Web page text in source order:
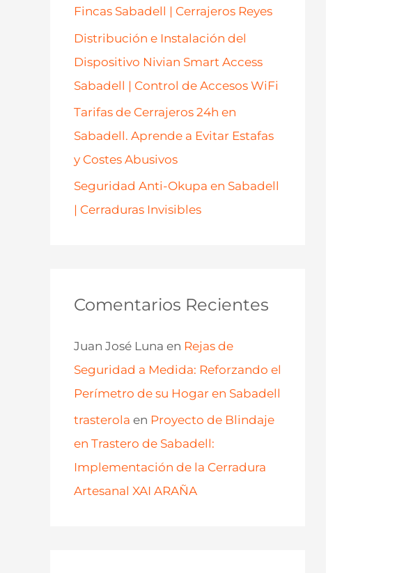
Fincas Sabadell | Cerrajeros Reyes
Distribución e Instalación del
Dispositivo Nivian Smart Access
Sabadell | Control de Accesos WiFi
Tarifas de Cerrajeros 24h en
Sabadell. Aprende a Evitar Estafas
y Costes Abusivos
Seguridad Anti-Okupa en Sabadell
| Cerraduras Invisibles
Comentarios Recientes
Juan José Luna en Rejas de
Seguridad a Medida: Reforzando el
Perímetro de su Hogar en Sabadell
trasterola en Proyecto de Blindaje
en Trastero de Sabadell:
Implementación de la Cerradura
Artesanal XAI ARAÑA